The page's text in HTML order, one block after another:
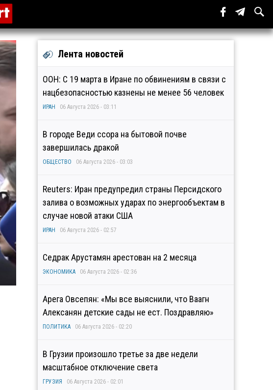
Лента новостей
ООН: С 19 марта в Иране по обвинениям в связи с
нацбезопасностью казнены не менее 56 человек
ИРАН 06 Августа 2026 - 03:11
В городе Веди ссора на бытовой почве
завершилась дракой
ОБЩЕСТВО 06 Августа 2026 - 03:03
Reuters: Иран предупредил страны Персидского
залива о возможных ударах по энергообъектам в
случае новой атаки США
ИРАН 06 Августа 2026 - 02:57
Седрак Арустамян арестован на 2 месяца
ЭКОНОМИКА 06 Августа 2026 - 02:36
Арега Овсепян: «Мы все выяснили, что Ваагн
Алексанян детские сады не ест. Поздравляю»
ПОЛИТИКА 06 Августа 2026 - 02:20
В Грузии произошло третье за две недели
масштабное отключение света
ГРУЗИЯ 06 Августа 2026 - 02:01